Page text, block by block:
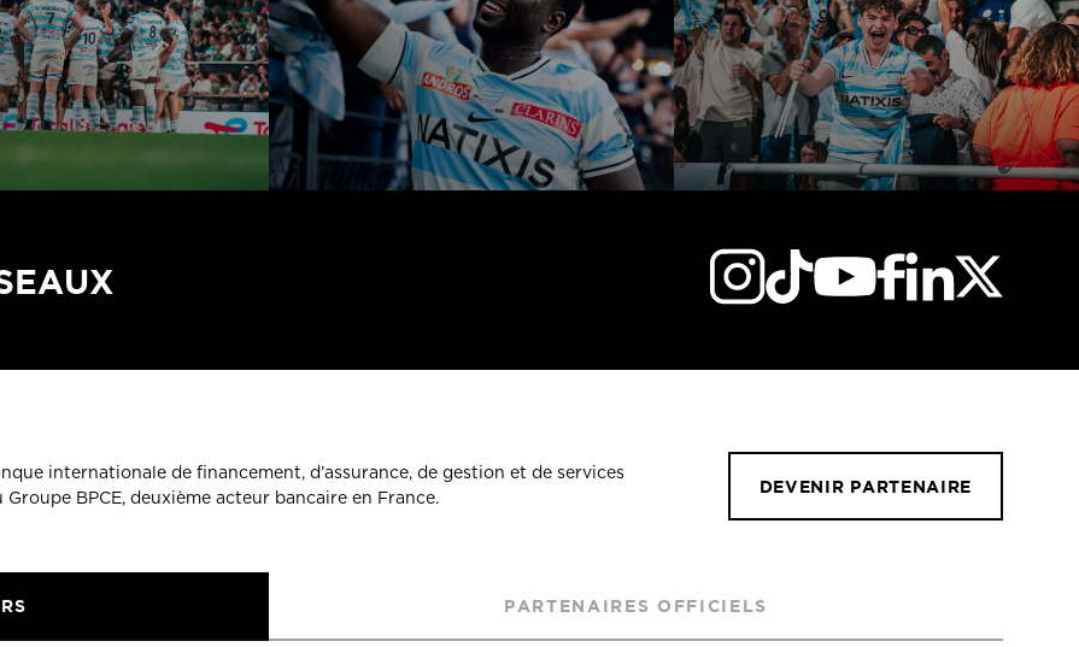
internationale de financement, d’assurance, de gestion et de services
Groupe BPCE, deuxième acteur bancaire en France.
DEVENIR PARTENAIRE
PARTENAIRES OFFICIELS